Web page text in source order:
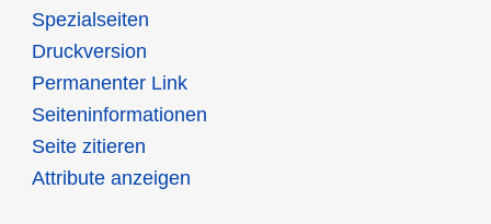
Spezialseiten
Druckversion
Permanenter Link
Seiten­informationen
Seite zitieren
Attribute anzeigen